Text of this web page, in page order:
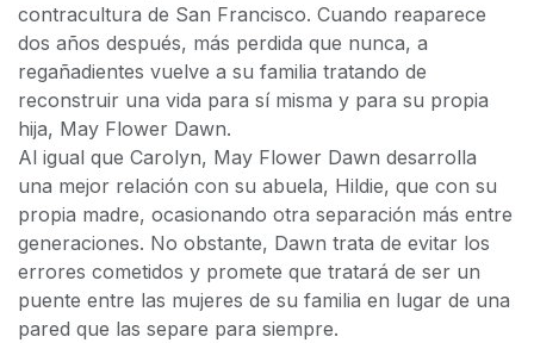
contracultura de San Francisco. Cuando reaparece
dos años después, más perdida que nunca, a
regañadientes vuelve a su familia tratando de
reconstruir una vida para sí misma y para su propia
hija, May Flower Dawn.
Al igual que Carolyn, May Flower Dawn desarrolla
una mejor relación con su abuela, Hildie, que con su
propia madre, ocasionando otra separación más entre
generaciones. No obstante, Dawn trata de evitar los
errores cometidos y promete que tratará de ser un
puente entre las mujeres de su familia en lugar de una
pared que las separe para siempre.